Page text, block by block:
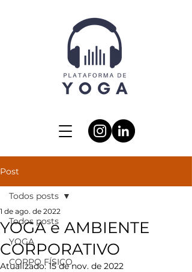
Post
Todos posts
YOGA
CORPO FÍSICO
Todos posts
YOGA e AMBIENTE
CORPORATIVO
1 de ago. de 2022
Atualizado:15 de nov. de 2022